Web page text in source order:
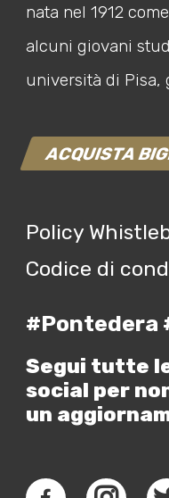
nata nel 1912
alcuni giovani
università di Pisa,
ACQUISTA
Policy
Codice di
#Pontedera
Segui tutte
social per
un